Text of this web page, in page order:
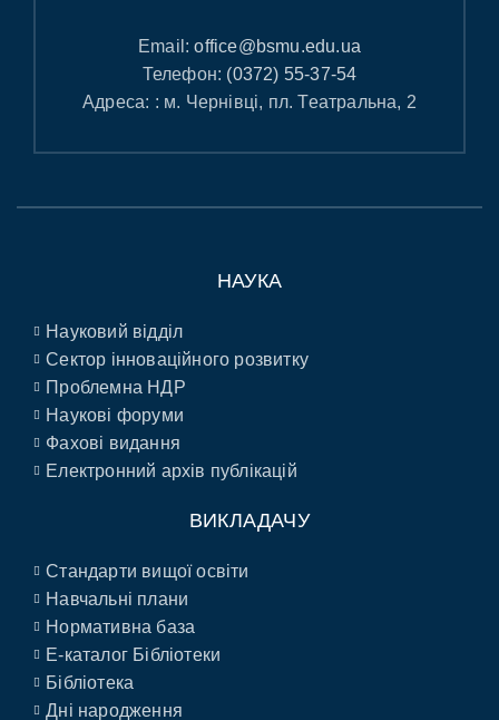
Email:office@bsmu.edu.ua
Телефон: (0372) 55-37-54
Адреса: : м. Чернівці, пл. Театральна, 2
НАУКА
Науковий відділ
Сектор інноваційного розвитку
Проблемна НДР
Наукові форуми
Фахові видання
Електронний архів публікацій
ВИКЛАДАЧУ
Стандарти вищої освіти
Навчальні плани
Нормативна база
E-каталог Бібліотеки
Бібліотека
Дні народження